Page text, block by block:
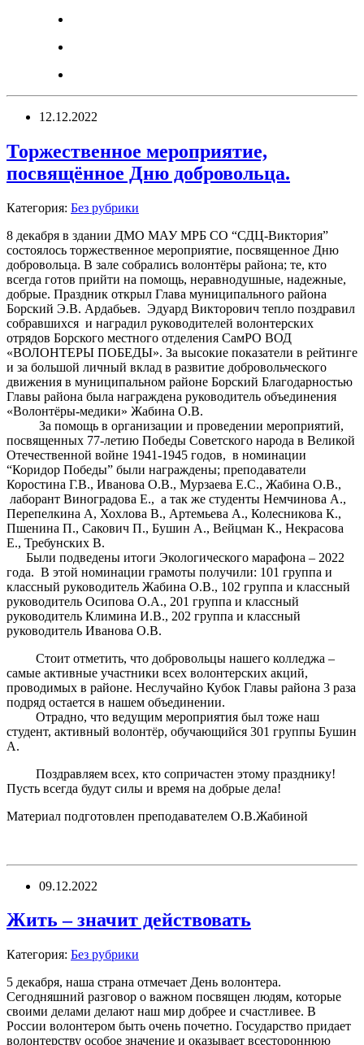
12.12.2022
Торжественное мероприятие,
посвящённое Дню добровольца.
Категория: Без рубрики
8 декабря в здании ДМО МАУ МРБ СО “СДЦ-Виктория”
состоялось торжественное мероприятие, посвященное Дню
добровольца. В зале собрались волонтёры района; те, кто
всегда готов прийти на помощь, неравнодушные, надежные,
добрые. Праздник открыл Глава муниципального района
Борский Э.В. Ардабьев. Эдуард Викторович тепло поздравил
собравшихся и наградил руководителей волонтерских
отрядов Борского местного отделения СамРО ВОД
«ВОЛОНТЕРЫ ПОБЕДЫ». За высокие показатели в рейтинге
и за большой личный вклад в развитие добровольческого
движения в муниципальном районе Борский Благодарностью
Главы района была награждена руководитель объединения
«Волонтёры-медики» Жабина О.В.
За помощь в организации и проведении мероприятий,
посвященных 77-летию Победы Советского народа в Великой
Отечественной войне 1941-1945 годов, в номинации
“Коридор Победы” были награждены; преподаватели
Коростина Г.В., Иванова О.В., Мурзаева Е.С., Жабина О.В.,
лаборант Виноградова Е., а так же студенты Немчинова А.,
Перепелкина А, Хохлова В., Артемьева А., Колесникова К.,
Пшенина П., Сакович П., Бушин А., Вейцман К., Некрасова
Е., Требунских В.
Были подведены итоги Экологического марафона – 2022
года. В этой номинации грамоты получили: 101 группа и
классный руководитель Жабина О.В., 102 группа и классный
руководитель Осипова О.А., 201 группа и классный
руководитель Климина И.В., 202 группа и классный
руководитель Иванова О.В.
Стоит отметить, что добровольцы нашего колледжа –
самые активные участники всех волонтерских акций,
проводимых в районе. Неслучайно Кубок Главы района 3 раза
подряд остается в нашем объединении.
Отрадно, что ведущим мероприятия был тоже наш
студент, активный волонтёр, обучающийся 301 группы Бушин
А.
Поздравляем всех, кто сопричастен этому празднику!
Пусть всегда будут силы и время на добрые дела!
Материал подготовлен преподавателем О.В.Жабиной
09.12.2022
Жить – значит действовать
Категория: Без рубрики
5 декабря, наша страна отмечает День волонтера.
Сегодняшний разговор о важном посвящен людям, которые
своими делами делают наш мир добрее и счастливее. В
России волонтером быть очень почетно. Государство придает
волонтерству особое значение и оказывает всестороннюю